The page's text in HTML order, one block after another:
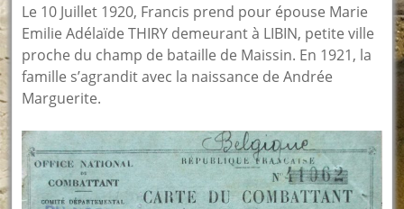
Le 10 Juillet 1920, Francis prend pour épouse Marie
Emilie Adélaïde THIRY demeurant à LIBIN, petite ville
proche du champ de bataille de Maissin. En 1921, la
famille s’agrandit avec la naissance de Andrée
Marguerite.